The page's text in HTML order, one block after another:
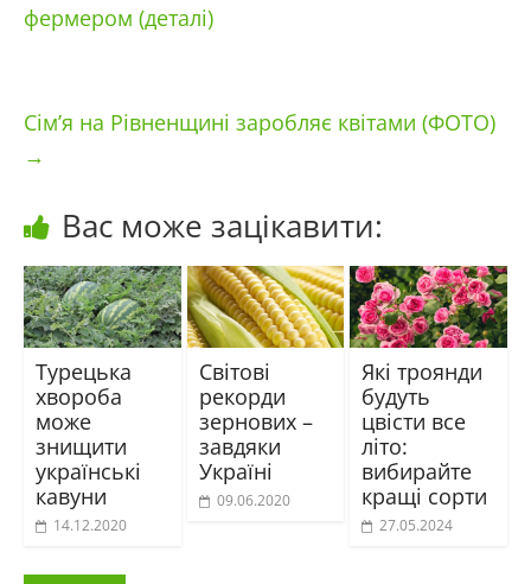
фермером (деталі)
Сім’я на Рівненщині заробляє квітами (ФОТО)
→
Вас може зацікавити:
Турецька
хвороба
може
знищити
українські
кавуни
14.12.2020
Світові
рекорди
зернових –
завдяки
Україні
09.06.2020
Які троянди
будуть
цвісти все
літо:
вибирайте
кращі сорти
27.05.2024